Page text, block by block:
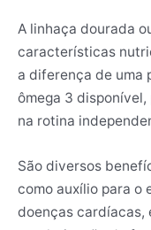
A linhaça dourada
características
a diferença de uma
ômega 3
na rotina
São diversos
como auxílio para o
doenças cardíacas,